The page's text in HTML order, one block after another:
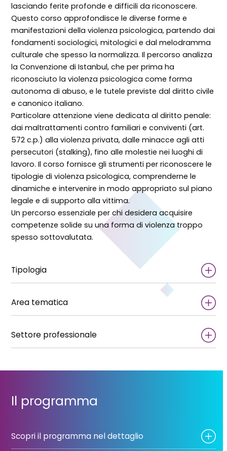
lasciando ferite profonde e difficili da riconoscere.
Questo corso approfondisce le diverse forme e
manifestazioni della violenza psicologica, partendo dai
fondamenti sociologici, mitologici e dal melodramma
culturale che spesso la normalizza. Il percorso analizza
la Convenzione di Istanbul, che per prima ha
riconosciuto la violenza psicologica come forma
autonoma di abuso, e le tutele previste dal diritto civile
e canonico italiano.
Particolare attenzione viene dedicata al diritto penale:
dai maltrattamenti contro familiari e conviventi (art.
572 c.p.) alla violenza privata, dalle minacce agli atti
persecutori (stalking), fino alle molestie nei luoghi di
lavoro. Il corso fornisce gli strumenti per riconoscere le
tipologie di violenza psicologica, comprenderne le
dinamiche e intervenire in modo appropriato sul piano
legale e di supporto alla vittima.
Un percorso essenziale per chi desidera acquisire
competenze solide su una forma di violenza troppo
spesso sottovalutata.
Tipologia
Area tematica
Settore professionale
Il programma
Scopri il programma nel dettaglio